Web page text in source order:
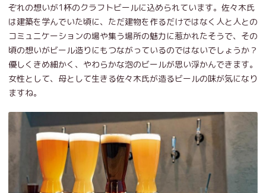
ぞれの想いが1杯のクラフトビールに込められています。佐々木氏
は建築を学んでいた頃に、ただ建物を作るだけではなく人と人との
コミュニケーションの場や集う場所の魅力に惹かれたそうで、その
頃の想いがビール造りにもつながっているのではないでしょうか？
優しくきめ細かく、やわらかな泡のビールが思い浮かんできます。
女性として、母として生きる佐々木氏が造るビールの味が気になり
ますね。